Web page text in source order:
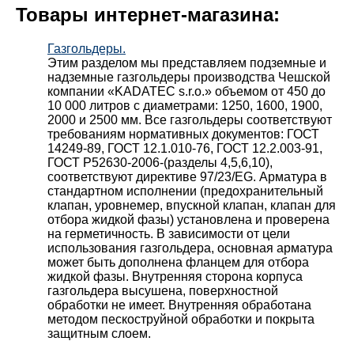
Товары интернет-магазина:
Газгольдеры.
Этим разделом мы представляем подземные и
надземные газгольдеры производства Чешской
компании «KADATEC s.r.o.» объемом от 450 до
10 000 литров с диаметрами: 1250, 1600, 1900,
2000 и 2500 мм. Все газгольдеры соответствуют
требованиям нормативных документов: ГОСТ
14249-89, ГОСТ 12.1.010-76, ГОСТ 12.2.003-91,
ГОСТ Р52630-2006-(разделы 4,5,6,10),
соответствуют директиве 97/23/EG. Арматура в
стандартном исполнении (предохранительный
клапан, уровнемер, впускной клапан, клапан для
отбора жидкой фазы) установлена и проверена
на герметичность. В зависимости от цели
использования газгольдера, основная арматура
может быть дополнена фланцем для отбора
жидкой фазы. Внутренняя сторона корпуса
газгольдера высушена, поверхностной
обработки не имеет. Внутренняя обработана
методом пескоструйной обработки и покрыта
защитным слоем.